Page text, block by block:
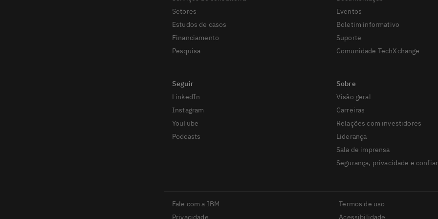
Setores
Estudos de casos
Financiamento
Pesquisa
LinkedIn
Instagram
YouTube
Podcasts
Eventos
Boletim informativo
Suporte
Comunidade TechXchange
Visão geral
Carreiras
Relações com investidores
Liderança
Sala de imprensa
Segurança, privacidade e
Fale com a IBM
Privacidade
Termos de uso
Acessibilidade